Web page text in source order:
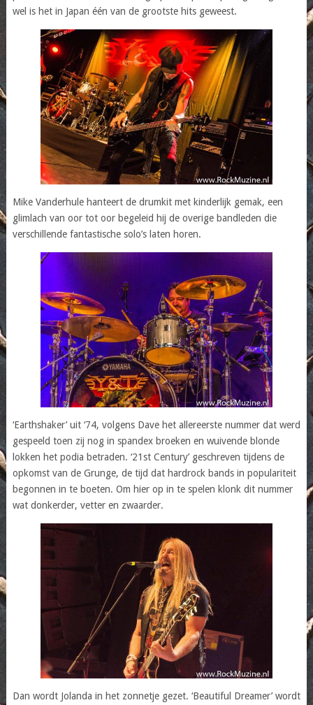
wel is het in Japan één van de grootste hits geweest.
Mike Vanderhule hanteert de drumkit met kinderlijk gemak, een
glimlach van oor tot oor begeleid hij de overige bandleden die
verschillende fantastische solo’s laten horen.
‘Earthshaker’ uit ‘74, volgens Dave het allereerste nummer dat werd
gespeeld toen zij nog in spandex broeken en wuivende blonde
lokken het podia betraden. ‘21st Century’ geschreven tijdens de
opkomst van de Grunge, de tijd dat hardrock bands in populariteit
begonnen in te boeten. Om hier op in te spelen klonk dit nummer
wat donkerder, vetter en zwaarder.
Dan wordt Jolanda in het zonnetje gezet. ‘Beautiful Dreamer’ wordt